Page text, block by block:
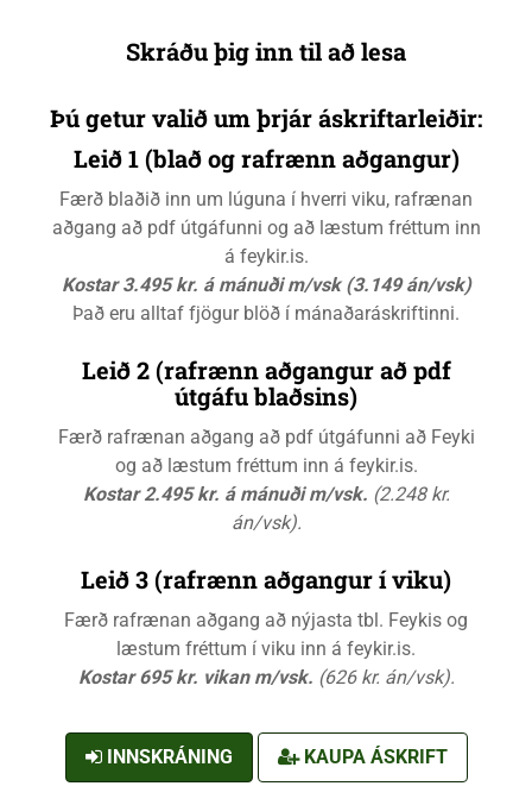
Skráðu þig inn til að lesa
Þú getur valið um þrjár áskriftarleiðir:
Leið 1 (blað og rafrænn aðgangur)
Færð blaðið inn um lúguna í hverri viku, rafrænan
aðgang að pdf útgáfunni og að læstum fréttum inn
á feykir.is.
Kostar 3.495 kr. á mánuði m/vsk (3.149 án/vsk)
Það eru alltaf fjögur blöð í mánaðaráskriftinni.
Leið 2 (rafrænn aðgangur að pdf
útgáfu blaðsins)
Færð rafrænan aðgang að pdf útgáfunni að Feyki
og að læstum fréttum inn á feykir.is.
Kostar 2.495 kr. á mánuði m/vsk. (2.248 kr.
án/vsk).
Leið 3 (rafrænn aðgangur í viku)
Færð rafrænan aðgang að nýjasta tbl. Feykis og
læstum fréttum í viku inn á feykir.is.
Kostar 695 kr. vikan m/vsk. (626 kr. án/vsk).
INNSKRÁNING KAUPA ÁSKRIFT